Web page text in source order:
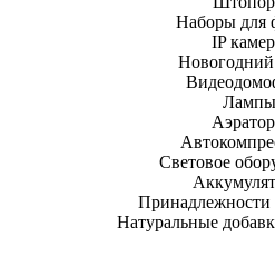
Наборы для
IP
Новогодний
Лампы
Световое
Принадлежности
Натуральные